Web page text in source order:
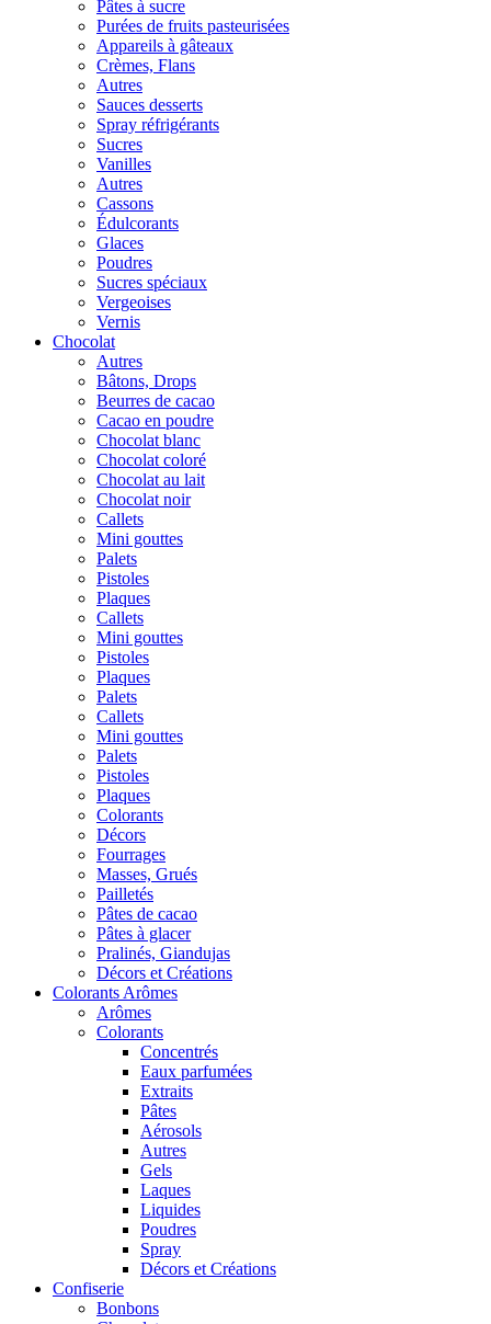
Pâtes à sucre
Purées de fruits pasteurisées
Appareils à gâteaux
Crèmes, Flans
Autres
Sauces desserts
Spray réfrigérants
Sucres
Vanilles
Autres
Cassons
Édulcorants
Glaces
Poudres
Sucres spéciaux
Vergeoises
Vernis
Chocolat
Autres
Bâtons, Drops
Beurres de cacao
Cacao en poudre
Chocolat blanc
Chocolat coloré
Chocolat au lait
Chocolat noir
Callets
Mini gouttes
Palets
Pistoles
Plaques
Callets
Mini gouttes
Pistoles
Plaques
Palets
Callets
Mini gouttes
Palets
Pistoles
Plaques
Colorants
Décors
Fourrages
Masses, Grués
Pailletés
Pâtes de cacao
Pâtes à glacer
Pralinés, Giandujas
Décors et Créations
Colorants Arômes
Arômes
Colorants
Concentrés
Eaux parfumées
Extraits
Pâtes
Aérosols
Autres
Gels
Laques
Liquides
Poudres
Spray
Décors et Créations
Confiserie
Bonbons